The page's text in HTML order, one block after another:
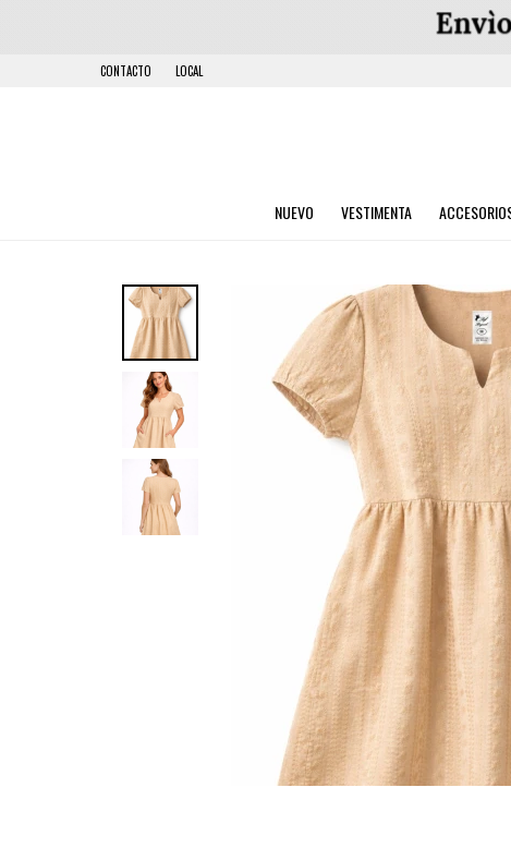
NUEVO VESTIMENTA
CONTACTO LOCAL